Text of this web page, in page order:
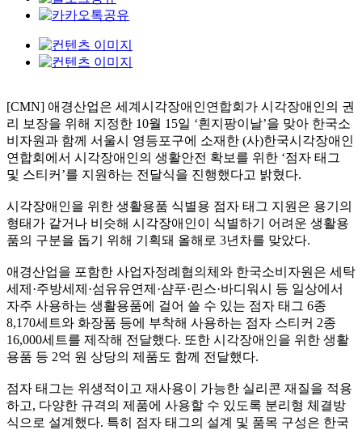
[CMN] 애경산업은 세계시각장애인연합회가 시각장애인의 권
리 보장을 위해 지정한 10월 15일 ‘흰지팡이날’을 맞아 한국소
비자원과 함께 서울시 영등포구에 소재한 (사)한국시각장애인
연합회에서 시각장애인의 생활안전 확보를 위한 ‘점자 태그
및 스티커’를 지원하는 전달식을 진행했다고 밝혔다.
시각장애인을 위한 생활용품 식별용 점자 태그 지원은 용기의
형태가 같거나 비슷해 시각장애인이 식별하기 어려운 생활용
품의 구분을 돕기 위해 기획돼 올해로 3년차를 맞았다.
애경산업을 포함한 사업자정례협의체와 한국소비자원은 세탁
세제·주방세제·섬유유연제·샴푸·린스·바디워시 등 일상에서
자주 사용하는 생활용품에 걸어 쓸 수 있는 점자 태그 6종
8,170세트와 화장품 등에 부착해 사용하는 점자 스티커 2종
16,000세트를 제작해 전달했다. 또한 시각장애인을 위한 생활
용품 등 2억 원 상당의 제품도 함께 전달했다.
점자 태그는 위생적이고 재사용이 가능한 실리콘 재질을 적용
하고, 다양한 규격의 제품에 사용할 수 있도록 분리형 체결방
식으로 설계했다. 특히 점자 태그의 설계 및 품목 구성은 한국